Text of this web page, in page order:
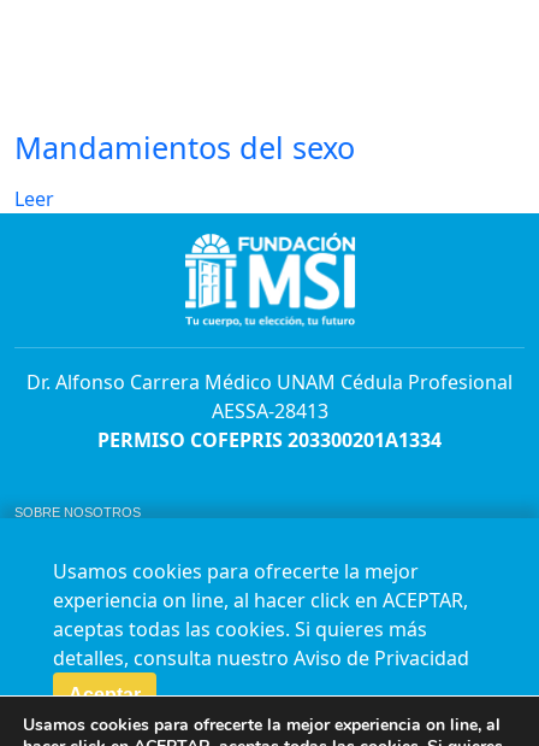
Mandamientos del sexo
Leer
Dr. Alfonso Carrera Médico UNAM Cédula Profesional
AESSA-28413
PERMISO COFEPRIS 203300201A1334
SOBRE NOSOTROS
AVISO DE PRIVACIDAD
Horario de atención para citas e informes:
Lunes a sábado de 7:00am a 9:00pm
Agenda en línea
24/7 aquí
Síguenos en nuestras redes
Usamos cookies para ofrecerte la mejor
experiencia on line, al hacer click en ACEPTAR,
aceptas todas las cookies. Si quieres más
detalles, consulta nuestro Aviso de Privacidad
Aceptar
Usamos cookies para ofrecerte la mejor experiencia on line, al